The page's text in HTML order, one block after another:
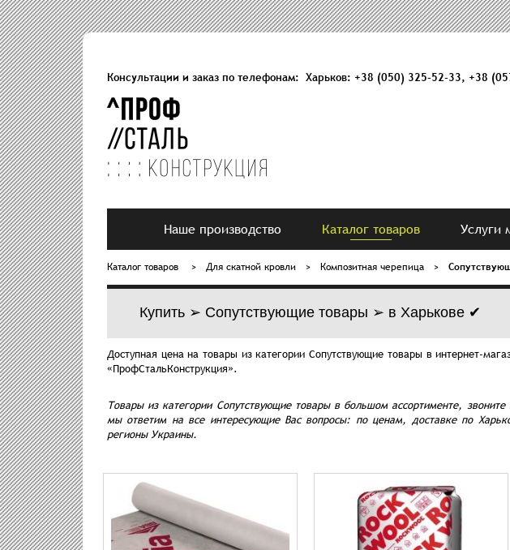
Консультации и заказ по телефонам: Харьков: +38 (050) 325-52-33, +38
Наше производство Каталог товаров Услуги
Каталог товаров > Для скатной кровли > Композитная черепица >
Купить ➢ Сопутствующие товары ➢ в Харькове ✔
Доступная цена на товары из категории Сопутствующие товары в интернет-
«ПрофСтальКонструкция».
Товары из категории Сопутствующие товары в большом ассортименте,
мы ответим на все интересующие Вас вопросы: по ценам, доставке по
регионы Украины.